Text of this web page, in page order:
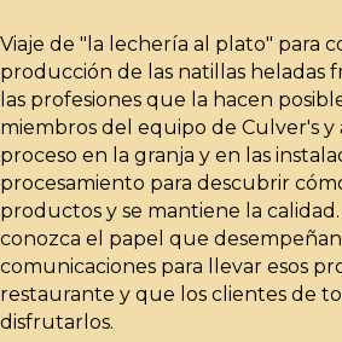
Viaje de "la lechería al plato" para
producción de las natillas heladas
las profesiones que la hacen
miembros del equipo de Culver's y
proceso en la granja y en las
procesamiento para descubrir
productos y se mantiene la
conozca el papel que
comunicaciones para llevar esos
restaurante y que los clientes de
disfrutarlos.